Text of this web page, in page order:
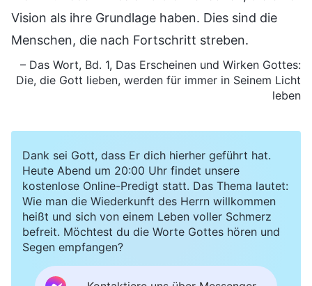
Vision als ihre Grundlage haben. Dies sind die
Menschen, die nach Fortschritt streben.
– Das Wort, Bd. 1, Das Erscheinen und Wirken Gottes:
Die, die Gott lieben, werden für immer in Seinem Licht
leben
Dank sei Gott, dass Er dich hierher geführt hat.
Heute Abend um 20:00 Uhr findet unsere
kostenlose Online-Predigt statt. Das Thema lautet:
Wie man die Wiederkunft des Herrn willkommen
heißt und sich von einem Leben voller Schmerz
befreit. Möchtest du die Worte Gottes hören und
Segen empfangen?